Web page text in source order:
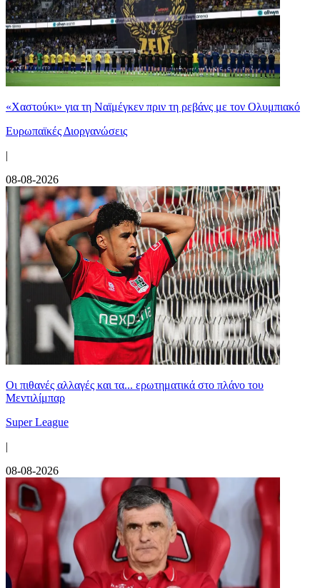
«Χαστούκι» για τη Ναϊμέγκεν πριν τη ρεβάνς με τον Ολυμπιακό
Ευρωπαϊκές Διοργανώσεις
|
08-08-2026
Οι πιθανές αλλαγές και τα... ερωτηματικά στο πλάνο του
Μεντιλίμπαρ
Super League
|
08-08-2026